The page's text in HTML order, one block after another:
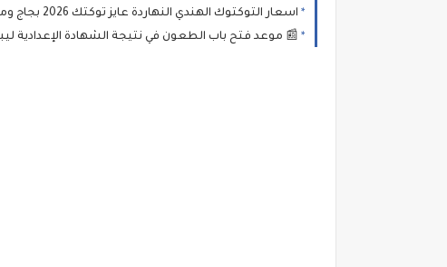
اسعار التوكتوك الهندي النهاردة عايز توكتك 2026 بجاج ومعايا مقدمه 50.000 جنيه عايز اعرف التكتك بكام وهيبقا بكام قسط وكل شهر ادفع كام من مشروعي
📰 موعد فتح باب الطعون في نتيجة الشهادة الإعدادية ليبيا 2026 – رابط رسمي وخطوات تقديم التظلم